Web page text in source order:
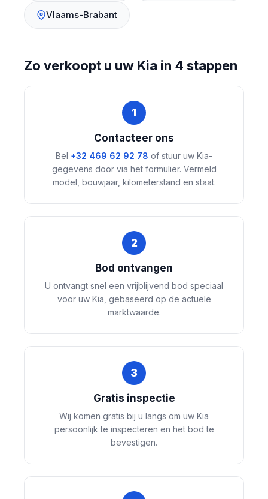
Vlaams-Brabant
Zo verkoopt u uw Kia in 4 stappen
1
Contacteer ons
Bel +32 469 62 92 78 of stuur uw Kia-
gegevens door via het formulier. Vermeld
model, bouwjaar, kilometerstand en staat.
2
Bod ontvangen
U ontvangt snel een vrijblijvend bod speciaal
voor uw Kia, gebaseerd op de actuele
marktwaarde.
3
Gratis inspectie
Wij komen gratis bij u langs om uw Kia
persoonlijk te inspecteren en het bod te
bevestigen.